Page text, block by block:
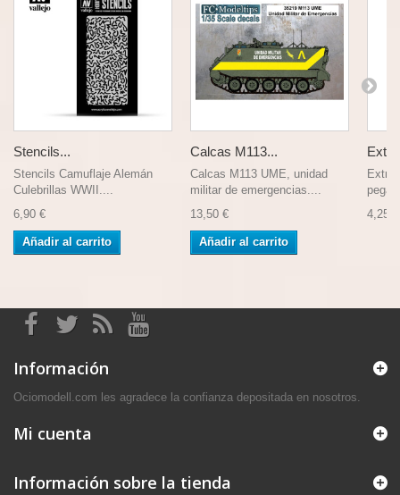
Stencils...
Stencils Camuflaje Alemán
Culebrillas WWII....
6,90 €
Añadir al carrito
Calcas M113...
Calcas M113 UME, unidad
militar de emergencias....
13,50 €
Añadir al carrito
Extra
4,25 €
Información
Ociomodell.com les agradece la confianza depositada en nosotros.
Mi cuenta
Información sobre la tienda